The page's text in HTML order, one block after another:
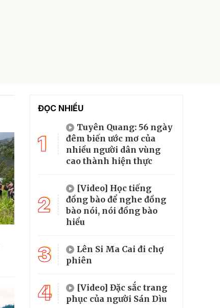
ĐỌC NHIỀU
1
Tuyên Quang: 56 ngày
đêm biến ước mơ của
nhiều người dân vùng
cao thành hiện thực
2
[Video] Học tiếng
đồng bào để nghe đồng
bào nói, nói đồng bào
hiểu
3
Lên Si Ma Cai đi chợ
phiên
4
[Video] Đặc sắc trang
phục của người Sán Dìu